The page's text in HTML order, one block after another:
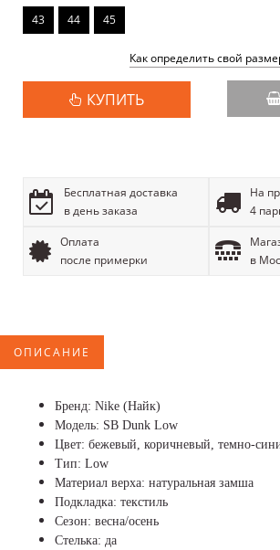
43 44 45
Как определить свой
КУПИТЬ
Бесплатная доставка
в день заказа
На
4
Оплата
после примерки
в
ОПИСАНИЕ
Бренд: Nike (Найк)
Модель: SB Dunk Low
Цвет: бежевый, коричневый, темно-
Тип: Low
Материал верха: натуральная замша
Подкладка: текстиль
Сезон: весна/осень
Стелька: да